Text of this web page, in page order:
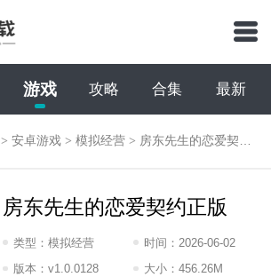
游戏 攻略 合集 最新
>安卓游戏 >模拟经营 > 房东先生的恋爱契约正版
房东先生的恋爱契约正版
类型：模拟经营 时间： 2026-06-02
11:2026
版本：v1.0.0128 大小： 456.26M